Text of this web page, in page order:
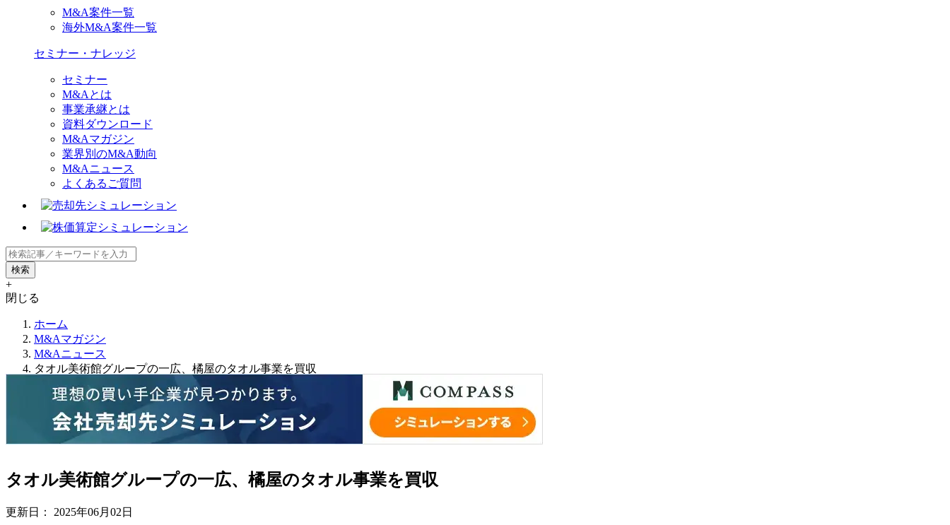
M&A案件一覧
海外M&A案件一覧
セミナー・ナレッジ
セミナー
M&Aとは
事業承継とは
資料ダウンロード
M&Aマガジン
業界別のM&A動向
M&Aニュース
よくあるご質問
+
閉じる
ホーム
M&Aマガジン
M&Aニュース
タオル美術館グループの一広、橘屋のタオル事業を買収
タオル美術館グループの一広、橘屋のタオル事業を買収
更新日： 2025年06月02日